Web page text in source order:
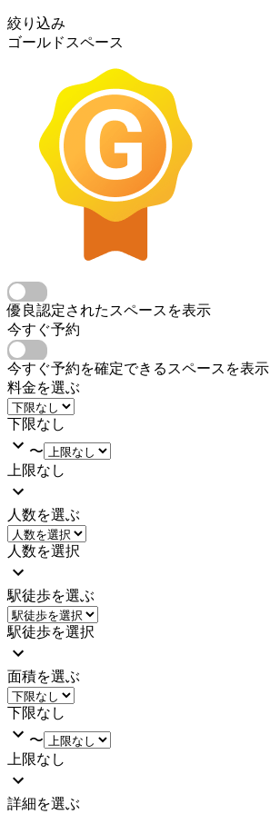
絞り込み
ゴールドスペース
優良認定されたスペースを表示
今すぐ予約
今すぐ予約を確定できるスペースを表示
料金を選ぶ
下限なし
〜
上限なし
人数を選ぶ
人数を選択
駅徒歩を選ぶ
駅徒歩を選択
面積を選ぶ
下限なし
〜
上限なし
詳細を選ぶ